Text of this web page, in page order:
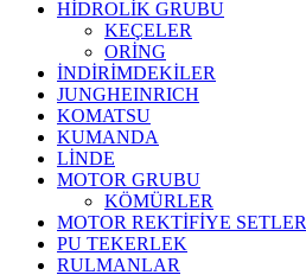
HİDROLİK GRUBU
KEÇELER
ORİNG
İNDİRİMDEKİLER
JUNGHEINRICH
KOMATSU
KUMANDA
LİNDE
MOTOR GRUBU
KÖMÜRLER
MOTOR REKTİFİYE
PU TEKERLEK
RULMANLAR